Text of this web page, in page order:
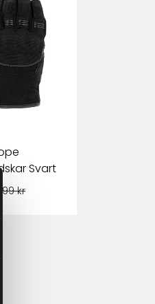
Svart
599 kr